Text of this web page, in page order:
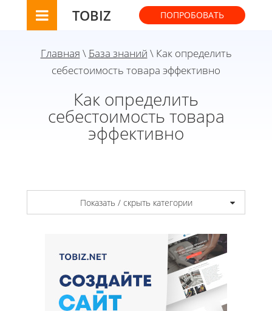
TOBIZ ПОПРОБОВАТЬ
Главная \ База знаний \ Как определить
себестоимость товара эффективно
Как определить
себестоимость товара
эффективно
Показать / скрыть категории